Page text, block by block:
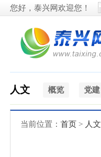
您好，泰兴网欢迎您！
人文 概览 党建
当前位置： 首页 > 人文